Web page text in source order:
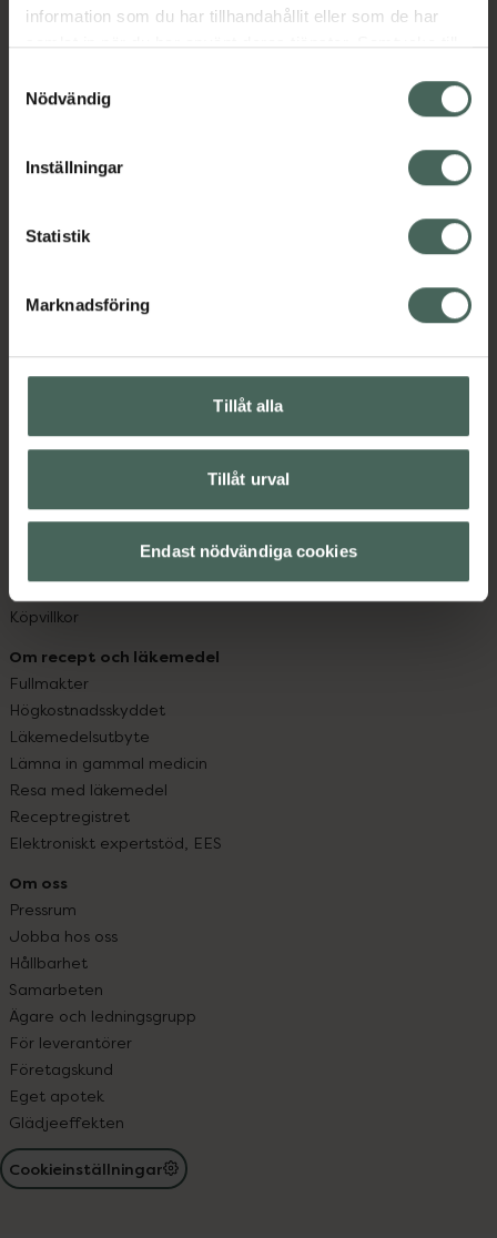
information som du har tillhandahållit eller som de har
samlat in när du har använt deras tjänster. Samtycke till
återkalla ditt samtycke via webbplatsens
cookieinställningar. Ett återkallat samtycke påverkar inte
lagligheten av behandling som skett innan återkallelsen.
Nödvändig
Inställningar
Statistik
Marknadsföring
Tillåt alla
Tillåt urval
Endast nödvändiga cookies
syd till Lappland i norr, och online i mobilen och på
hjälpa just dig att må lite bättre. Välkommen att prata
med oss.
Kundservice
Hitta apotek
Leverans, betalning och retur
Sajtens tillgänglighet
App
Köpvillkor
Om recept och läkemedel
Fullmakter
Högkostnadsskyddet
Läkemedelsutbyte
Lämna in gammal medicin
Resa med läkemedel
Receptregistret
Elektroniskt expertstöd, EES
Om oss
Pressrum
Jobba hos oss
Hållbarhet
Samarbeten
Ägare och ledningsgrupp
För leverantörer
Företagskund
Eget apotek
Glädjeeffekten
Cookieinställningar